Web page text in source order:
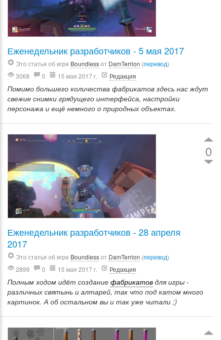
Еженедельник разработчиков - 5 мая 2017
Это статья об игре Boundlessот DamTerrion (перевод)
3068
0 15 мая 2017 г. Редакция
Помимо большего количества фабрикатов здесь нас ждут
свежие снимки грядущего интерфейса, настройки
персонажа и ещё немного о природных объектах.
0
Еженедельник разработчиков - 28 апреля
2017
Это статья об игре Boundlessот DamTerrion (перевод)
2899
0 15 мая 2017 г. Редакция
Полным ходом идёт создание фабрикатов для игры -
различных святынь и алтарей, так что под катом много
картинок. А об остальном вы и так уже читали ;)